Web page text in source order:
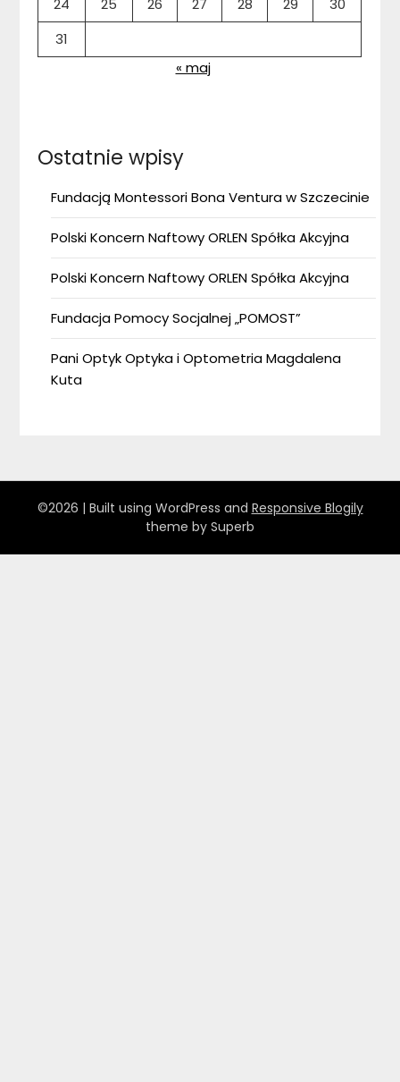
24
25 26 27 28 29
30
31
« maj
Ostatnie wpisy
Fundacją Montessori Bona Ventura w Szczecinie
Polski Koncern Naftowy ORLEN Spółka Akcyjna
Polski Koncern Naftowy ORLEN Spółka Akcyjna
Fundacja Pomocy Socjalnej „POMOST”
Pani Optyk Optyka i Optometria Magdalena
Kuta
©2026 | Built using WordPress and Responsive Blogily
theme by Superb